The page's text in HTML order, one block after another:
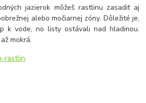
jazierok môžeš rastlinu zasadiť aj
alebo močiarnej zóny. Dôležité je,
k vode, no listy ostávali nad hladinou.
mokrá.